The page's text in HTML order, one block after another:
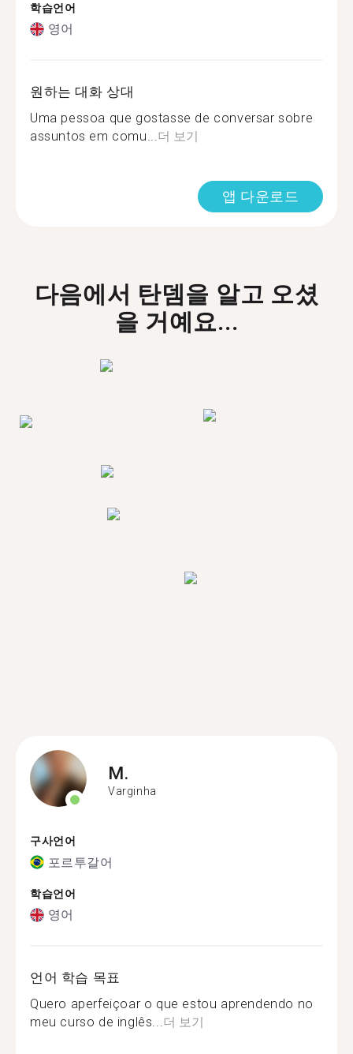
학습언어
영어
원하는 대화 상대
Uma pessoa que gostasse de conversar sobre
assuntos em comu...더 보기
앱 다운로드
다음에서 탄뎀을 알고 오셨
을 거예요...
M.
Varginha
구사언어
포르투갈어
학습언어
영어
언어 학습 목표
Quero aperfeiçoar o que estou aprendendo no
meu curso de inglês...더 보기